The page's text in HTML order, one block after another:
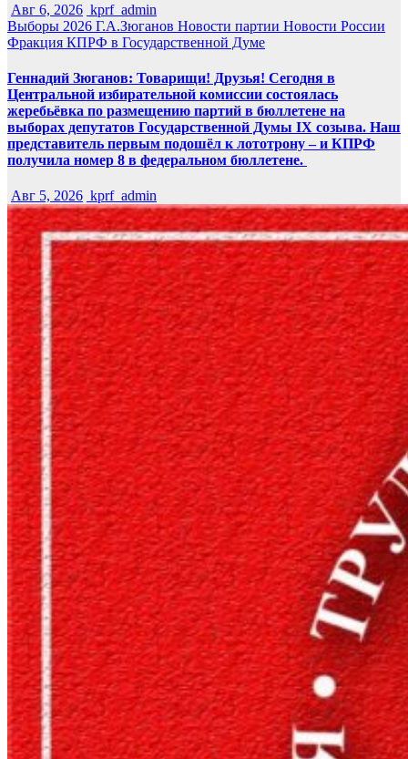
Авг 6, 2026 kprf_admin
Выборы 2026 Г.А.Зюганов Новости партии Новости России
Фракция КПРФ в Государственной Думе
Геннадий Зюганов: Товарищи! Друзья! Сегодня в
Центральной избирательной комиссии состоялась
жеребьёвка по размещению партий в бюллетене на
выборах депутатов Государственной Думы IX созыва. Наш
представитель первым подошёл к лототрону – и КПРФ
получила номер 8 в федеральном бюллетене.
Авг 5, 2026 kprf_admin